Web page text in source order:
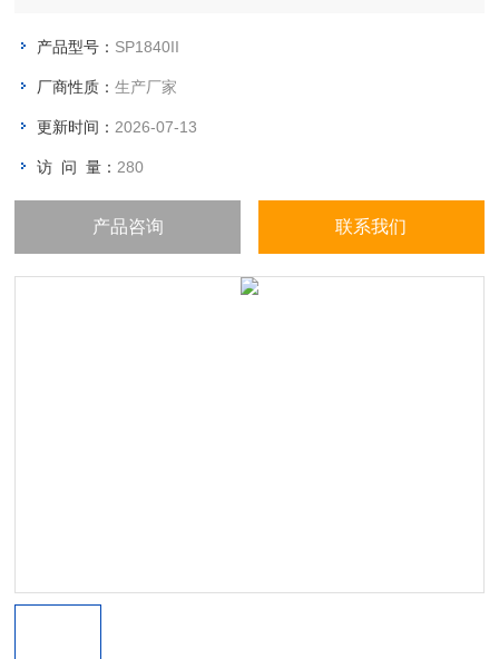
产品型号： SP1840II
厂商性质：生产厂家
更新时间： 2026-07-13
访 问 量： 280
产品咨询 联系我们